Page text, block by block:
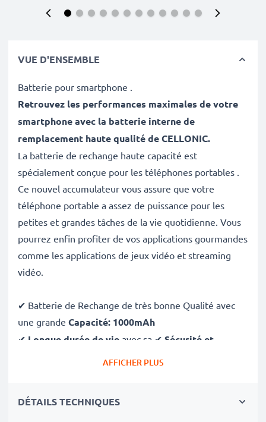
VUE D'ENSEMBLE
Batterie pour smartphone .
Retrouvez les performances maximales de votre
smartphone avec la batterie interne de
remplacement haute qualité de CELLONIC.
La batterie de rechange haute capacité est
spécialement conçue pour les téléphones portables .
Ce nouvel accumulateur vous assure que votre
téléphone portable a assez de puissance pour les
petites et grandes tâches de la vie quotidienne. Vous
pourrez enfin profiter de vos applications gourmandes
comme les applications de jeux vidéo et streaming
vidéo.
✔ Batterie de Rechange de très bonne Qualité avec
une grande Capacité: 1000mAh
✔ Longue durée de vie avec sa ✔ Sécurité et
contrôlées par des professionels compétants
AFFICHER PLUS
DÉTAILS TECHNIQUES